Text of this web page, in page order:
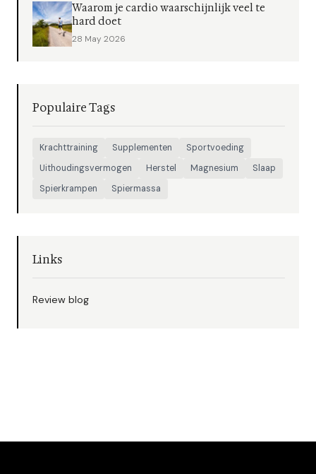
Waarom je cardio waarschijnlijk veel te
hard doet
28 May 2026
Populaire Tags
Krachttraining Supplementen
Sportvoeding
Uithoudingsvermogen
Herstel Magnesium
Slaap
Spierkrampen
Spiermassa
Links
Review blog